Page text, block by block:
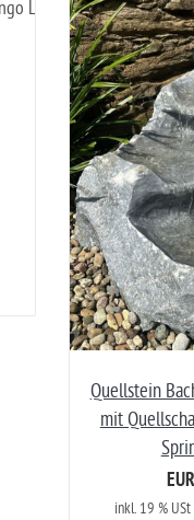
Quellstein
mit
inkl. 19 % USt